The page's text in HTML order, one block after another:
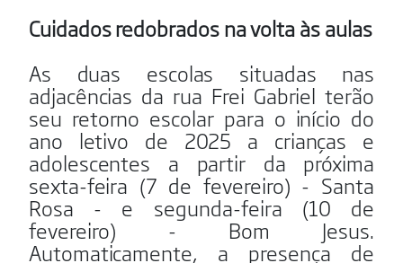
Cuidados redobrados na volta às aulas
As duas escolas situadas nas
adjacências da rua Frei Gabriel terão
seu retorno escolar para o início do
ano letivo de 2025 a crianças e
adolescentes a partir da próxima
sexta-feira (7 de fevereiro) - Santa
Rosa - e segunda-feira (10 de
fevereiro) - Bom Jesus.
Automaticamente, a presença de